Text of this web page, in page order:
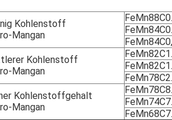
Kohlenstoff
Mangan
Kohlenstoff
Mangan
Kohlenstoffgehalt
Mangan